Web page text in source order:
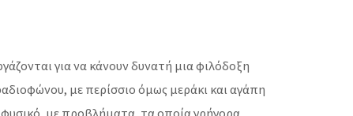
για να κάνουν δυνατή μια φιλόδοξη
με περίσσιο όμως μεράκι και αγάπη
με προβλήματα, τα οποία γρήγορα